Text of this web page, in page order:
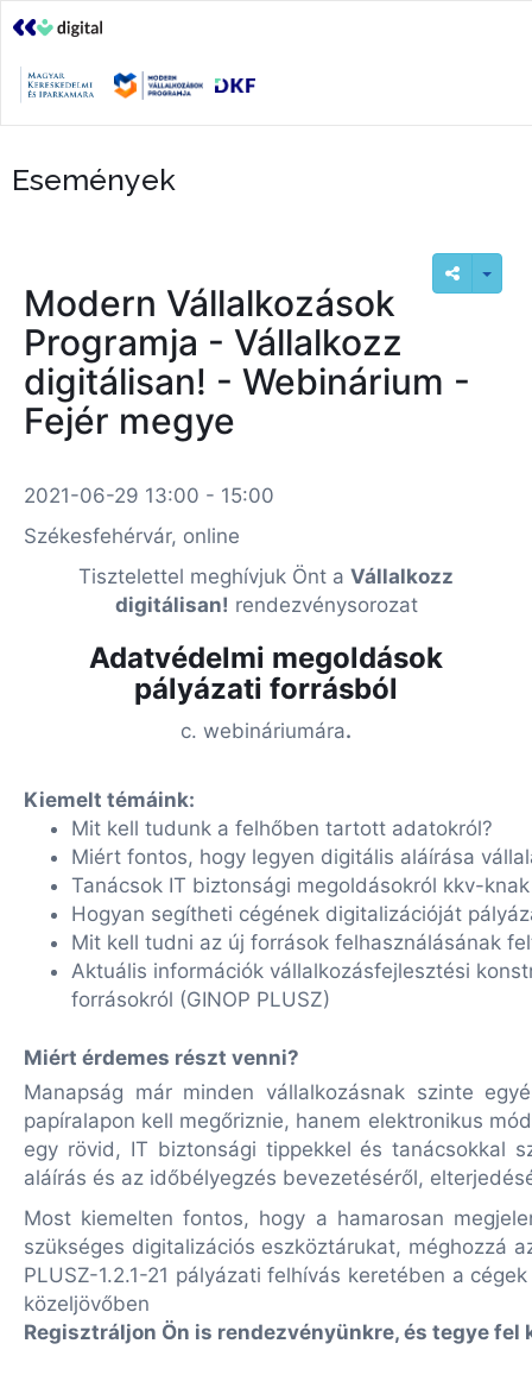
Események
Modern Vállalkozások
Programja - Vállalkozz
digitálisan! - Webinárium -
Fejér megye
2021-06-29 13:00 - 15:00
Székesfehérvár, online
Tisztelettel meghívjuk Önt a Vállalkozz
digitálisan! rendezvénysorozat
Adatvédelmi megoldások
pályázati forrásból
c. webináriumára.
Kiemelt témáink:
Mit kell tudunk a felhőben tartott adatokról?
Miért fontos, hogy legyen digitális aláírása
Tanácsok IT biztonsági megoldásokról kkv-knak
Hogyan segítheti cégének digitalizációját
Mit kell tudni az új források felhasználásának
Aktuális információk vállalkozásfejlesztési
forrásokról (GINOP PLUSZ)
Miért érdemes részt venni?
Manapság már minden vállalkozásnak szinte
papíralapon kell megőriznie, hanem elektronikus
egy rövid, IT biztonsági tippekkel és tanácsokkal
aláírás és az időbélyegzés bevezetéséről,
Most kiemelten fontos, hogy a hamarosan
szükséges digitalizációs eszköztárukat, méghozzá
PLUSZ-1.2.1-21 pályázati felhívás keretében a
közeljövőben
Regisztráljon Ön is rendezvényünkre, és tegye